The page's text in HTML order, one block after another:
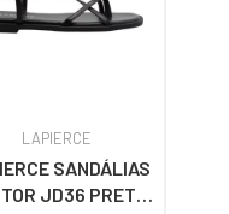
LAPIERCE
SANDÁLIAS
JD36 PRETO